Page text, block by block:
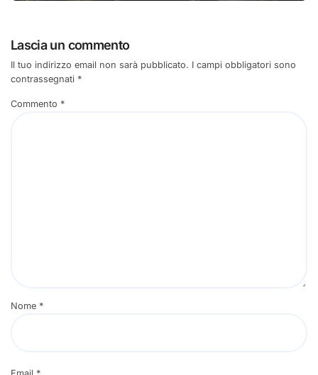
Lascia un commento
Il tuo indirizzo email non sarà pubblicato. I campi obbligatori sono
contrassegnati *
Commento *
Nome *